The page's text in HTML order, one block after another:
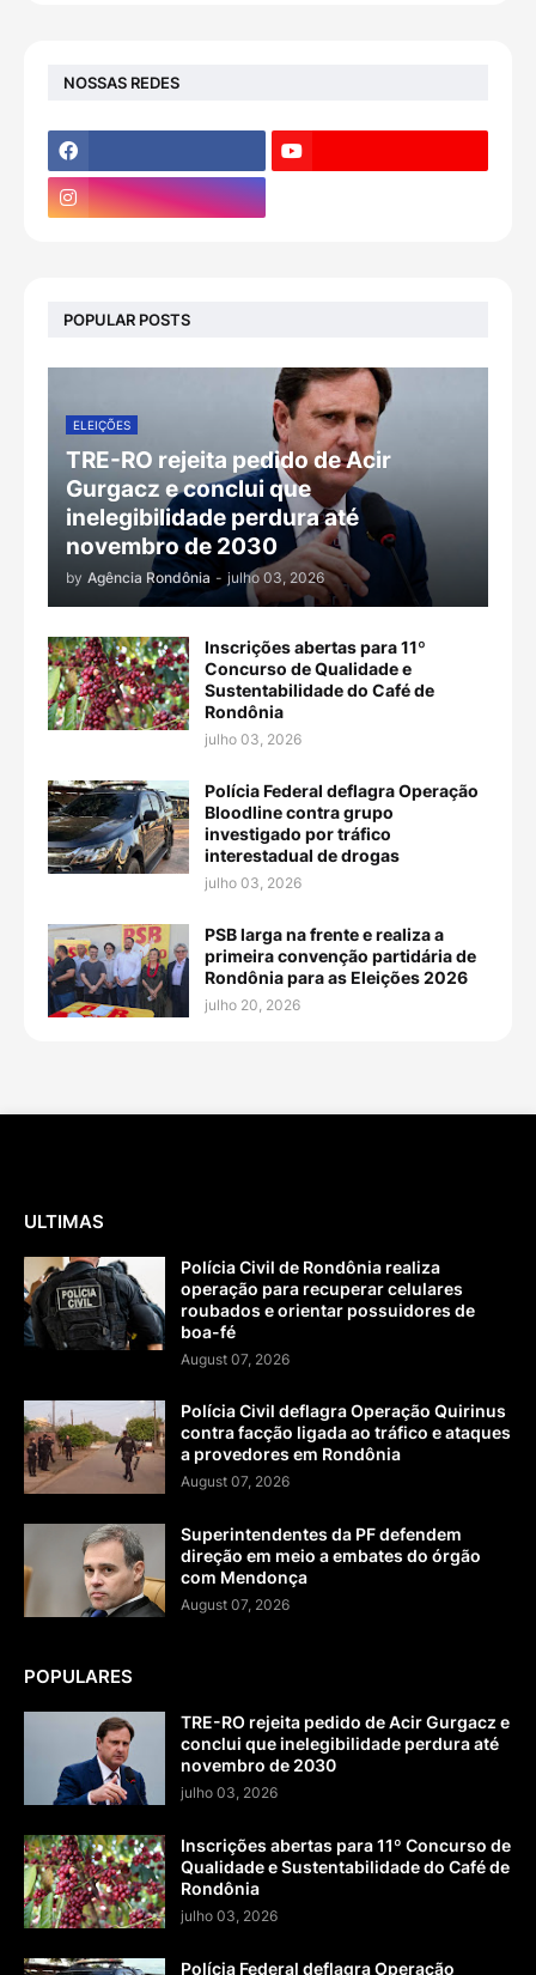
NOSSAS REDES
POPULAR POSTS
ELEIÇÕES
TRE-RO rejeita pedido de Acir
Gurgacz e conclui que
inelegibilidade perdura até
novembro de 2030
by Agência Rondônia - julho 03, 2026
Inscrições abertas para 11º
Concurso de Qualidade e
Sustentabilidade do Café de
Rondônia
julho 03, 2026
Polícia Federal deflagra Operação
Bloodline contra grupo
investigado por tráfico
interestadual de drogas
julho 03, 2026
PSB larga na frente e realiza a
primeira convenção partidária de
Rondônia para as Eleições 2026
julho 20, 2026
ULTIMAS
Polícia Civil de Rondônia realiza
operação para recuperar celulares
roubados e orientar possuidores de
boa-fé
August 07, 2026
Polícia Civil deflagra Operação Quirinus
contra facção ligada ao tráfico e ataques
a provedores em Rondônia
August 07, 2026
Superintendentes da PF defendem
direção em meio a embates do órgão
com Mendonça
August 07, 2026
POPULARES
TRE-RO rejeita pedido de Acir Gurgacz e
conclui que inelegibilidade perdura até
novembro de 2030
julho 03, 2026
Inscrições abertas para 11º Concurso de
Qualidade e Sustentabilidade do Café de
Rondônia
julho 03, 2026
Polícia Federal deflagra Operação